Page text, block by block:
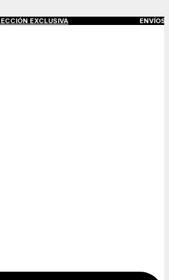
EXCLUSIVAENVÍOS GRATIS A